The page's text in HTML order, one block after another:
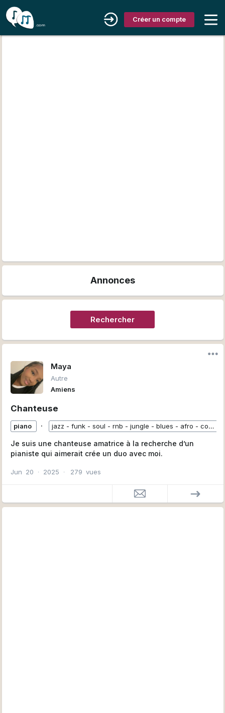
Créer un compte
Annonces
Rechercher
Maya
Autre
Amiens
Chanteuse
piano ∙ jazz - funk - soul - rnb - jungle - blues - afro - contemporain - classique - etc...
Je suis une chanteuse amatrice à la recherche d’un
pianiste qui aimerait crée un duo avec moi.
Jun 20 ∙ 2025 ∙ 279 vues